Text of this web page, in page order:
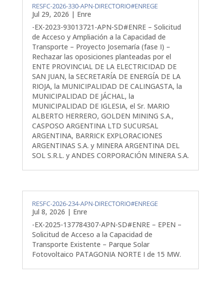
RESFC-2026-330-APN-DIRECTORIO#ENREGE
Jul 29, 2026 | Enre
-EX-2023-93013721-APN-SD#ENRE – Solicitud
de Acceso y Ampliación a la Capacidad de
Transporte – Proyecto Josemaría (fase I) –
Rechazar las oposiciones planteadas por el
ENTE PROVINCIAL DE LA ELECTRICIDAD DE
SAN JUAN, la SECRETARÍA DE ENERGÍA DE LA
RIOJA, la MUNICIPALIDAD DE CALINGASTA, la
MUNICIPALIDAD DE JÁCHAL, la
MUNICIPALIDAD DE IGLESIA, el Sr. MARIO
ALBERTO HERRERO, GOLDEN MINING S.A.,
CASPOSO ARGENTINA LTD SUCURSAL
ARGENTINA, BARRICK EXPLORACIONES
ARGENTINAS S.A. y MINERA ARGENTINA DEL
SOL S.R.L. y ANDES CORPORACIÓN MINERA S.A.
RESFC-2026-234-APN-DIRECTORIO#ENREGE
Jul 8, 2026 | Enre
-EX-2025-137784307-APN-SD#ENRE – EPEN –
Solicitud de Acceso a la Capacidad de
Transporte Existente – Parque Solar
Fotovoltaico PATAGONIA NORTE I de 15 MW.